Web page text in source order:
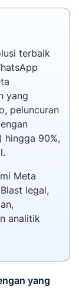
terbaik
yang
peluncuran
hingga 90%,
Meta
legal,
analitik
yang